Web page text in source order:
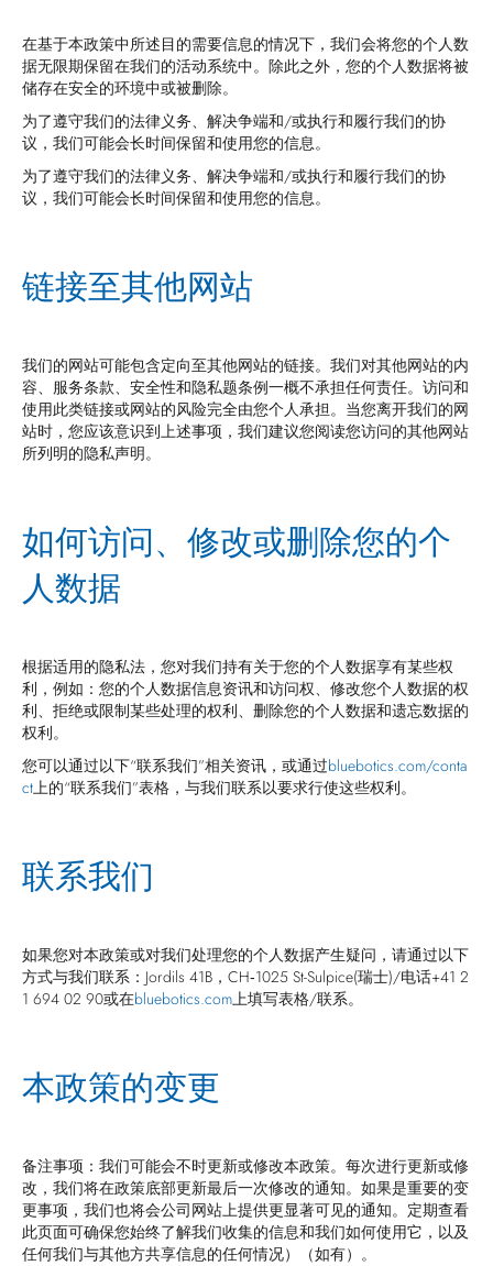
在基于本政策中所述目的需要信息的情况下，我们会将您的个人数
据无限期保留在我们的活动系统中。除此之外，您的个人数据将被
储存在安全的环境中或被删除。
为了遵守我们的法律义务、解决争端和/或执行和履行我们的协
议，我们可能会长时间保留和使用您的信息。
为了遵守我们的法律义务、解决争端和/或执行和履行我们的协
议，我们可能会长时间保留和使用您的信息。
链接至其他网站
我们的网站可能包含定向至其他网站的链接。我们对其他网站的内
容、服务条款、安全性和隐私题条例一概不承担任何责任。访问和
使用此类链接或网站的风险完全由您个人承担。当您离开我们的网
站时，您应该意识到上述事项，我们建议您阅读您访问的其他网站
所列明的隐私声明。
如何访问、修改或删除您的个
人数据
根据适用的隐私法，您对我们持有关于您的个人数据享有某些权
利，例如：您的个人数据信息资讯和访问权、修改您个人数据的权
利、拒绝或限制某些处理的权利、删除您的个人数据和遗忘数据的
权利。
您可以通过以下“联系我们”相关资讯，或通过bluebotics.com/conta
ct上的“联系我们”表格，与我们联系以要求行使这些权利。
联系我们
如果您对本政策或对我们处理您的个人数据产生疑问，请通过以下
方式与我们联系：Jordils 41B，CH‐1025 St-Sulpice(瑞士)/电话+41 2
1 694 02 90或在bluebotics.com上填写表格/联系。
本政策的变更
备注事项：我们可能会不时更新或修改本政策。每次进行更新或修
改，我们将在政策底部更新最后一次修改的通知。如果是重要的变
更事项，我们也将会公司网站上提供更显著可见的通知。定期查看
此页面可确保您始终了解我们收集的信息和我们如何使用它，以及
任何我们与其他方共享信息的任何情况）（如有）。